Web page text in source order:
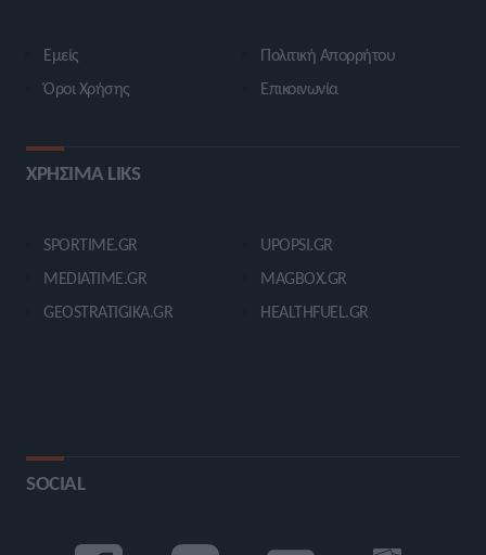
Εμείς
Όροι Χρήσης
Πολιτική Απορρήτου
Επικοινωνία
ΧΡΗΣΙΜΑ LIKS
SPORTIME.GR
MEDIATIME.GR
GEOSTRATIGIKA.GR
UPOPSI.GR
MAGBOX.GR
HEALTHFUEL.GR
SOCIAL